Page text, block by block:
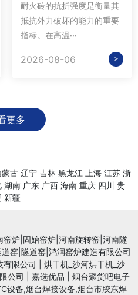
耐火砖的抗折强度是衡量其
抵抗外力破坏的能力的重要
指标。在高温···
2026-08-06 >
更多
蒙古 辽宁 吉林 黑龙江 上海 江苏 浙
湖南 广东 广西 海南 重庆 四川 贵
新疆
窑炉|固始窑炉|河南旋转窑|河南隧
窑|隧道窑|鸿润窑炉建造有限公司
限公司
烘干机_沙河烘干机_沙
公司
嘉选优品
烟台聚货吧电子
设备,烟台焊接设备,烟台市胶东焊